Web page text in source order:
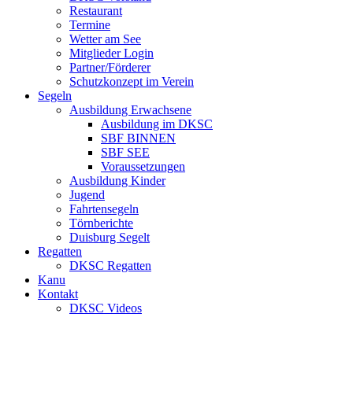
Restaurant
Termine
Wetter am See
Mitglieder Login
Partner/Förderer
Schutzkonzept im Verein
Segeln
Ausbildung Erwachsene
Ausbildung im DKSC
SBF BINNEN
SBF SEE
Voraussetzungen
Ausbildung Kinder
Jugend
Fahrtensegeln
Törnberichte
Duisburg Segelt
Regatten
DKSC Regatten
Kanu
Kontakt
DKSC Videos